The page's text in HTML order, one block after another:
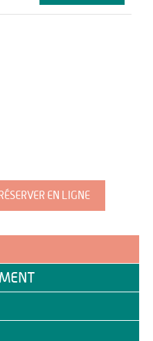
RÉSERVER EN LIGNE